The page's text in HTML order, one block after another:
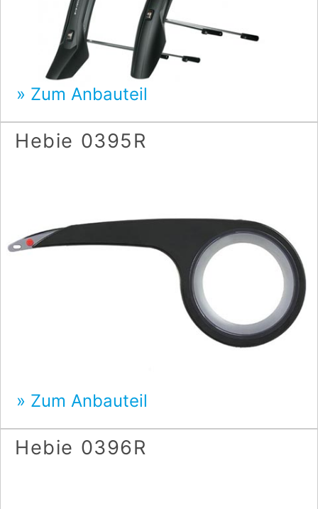
Zum Anbauteil
Hebie 0395R
Zum Anbauteil
Hebie 0396R